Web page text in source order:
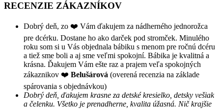
RECENZIE ZÁKAZNÍKOV
Dobrý deň, zo ❤️ Vám ďakujem za nádherného jednorožca
pre dcérku. Dostane ho ako darček pod stromček. Minulého
roku som si u Vás objednala bábiku s menom pre ročnú dcéru
a tiež sme boli a aj sme veľmi spokojní. Bábika je kvalitná a
krásna. Ďakujem Vám ešte raz a prajem veľa spokojných
zákaznikov ❤️ Belušárová (overená recenzia na základe
spárovania s objednávkou)
Dobrý deň, ďakujem krasne za detské kresielko, detsky vešiak
a čelenku. Všetko je prenadherne, kvalita úžasná. Nič krajšie